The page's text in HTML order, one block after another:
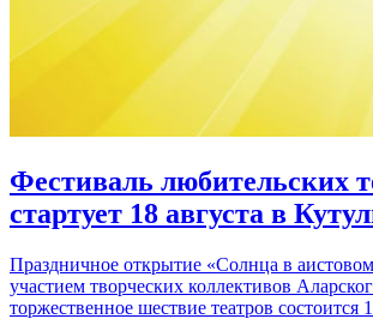
Фестиваль любительских
стартует 18 августа в
Праздничное открытие «Солнца в аистовом
участием творческих коллективов
торжественное шествие театров состоится